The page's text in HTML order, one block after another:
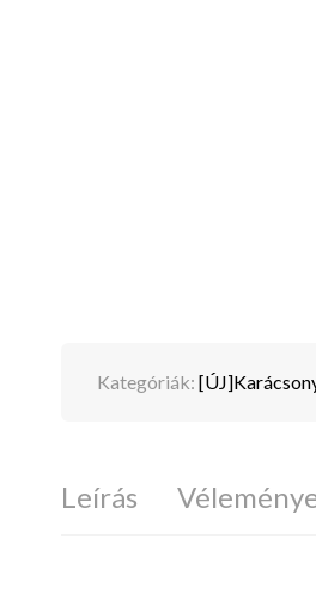
Kategóriák:
Leírás